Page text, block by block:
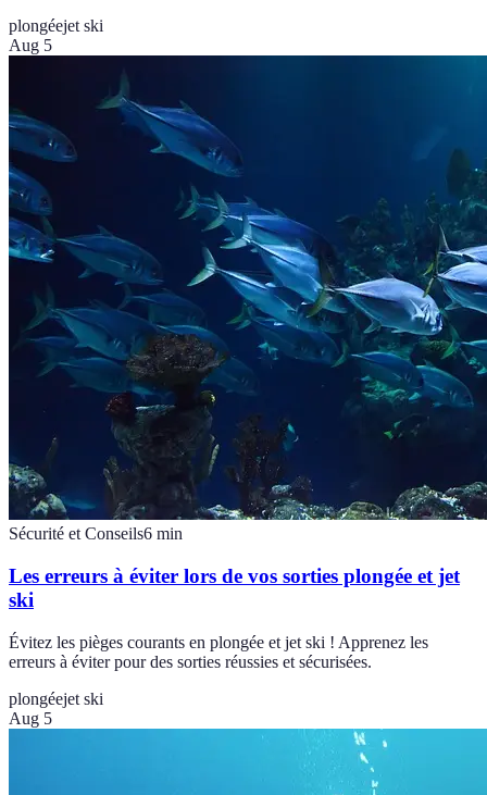
plongéejet ski
Aug 5
Sécurité et Conseils6 min
Les erreurs à éviter lors de vos sorties plongée et jet
ski
Évitez les pièges courants en plongée et jet ski ! Apprenez les
erreurs à éviter pour des sorties réussies et sécurisées.
plongéejet ski
Aug 5